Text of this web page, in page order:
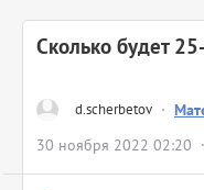
d.scherbetov ·
30 ноября 2022 02:20
Сколько будет